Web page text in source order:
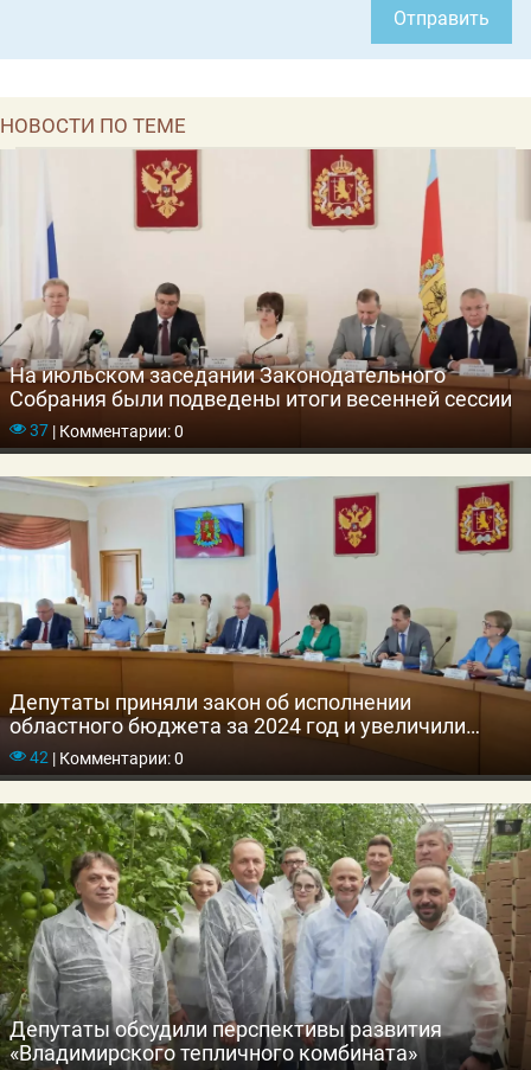
Отправить
НОВОСТИ ПО ТЕМЕ
На июльском заседании Законодательного
Собрания были подведены итоги весенней сессии
37 |Комментарии: 0
Депутаты приняли закон об исполнении
областного бюджета за 2024 год и увеличили
выплаты молодым специалистам отрасли АПК
42 |Комментарии: 0
Депутаты обсудили перспективы развития
«Владимирского тепличного комбината»